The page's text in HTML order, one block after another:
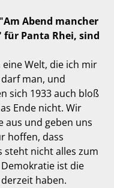
Abend mancher
Panta Rhei, sind
Welt, die ich mir
man, und
sich 1933 auch bloß
Ende nicht. Wir
aus und geben uns
hoffen, dass
steht nicht alles zum
ist die
haben.